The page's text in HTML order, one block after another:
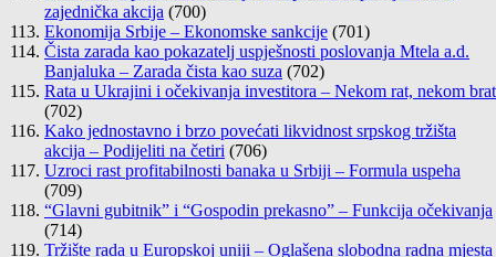
zajednička akcija (700)
Ekonomija Srbije – Ekonomske sankcije (701)
Čista zarada kao pokazatelj uspješnosti poslovanja Mtela a.d.
Banjaluka – Zarada čista kao suza (702)
Rata u Ukrajini i očekivanja investitora – Nekom rat, nekom brat
(702)
Kako jednostavno i brzo povećati likvidnost srpskog tržišta
akcija – Podijeliti na četiri (706)
Uzroci rast profitabilnosti banaka u Srbiji – Formula uspeha
(709)
“Glavni gubitnik” i “Gospodin prekasno” – Funkcija očekivanja
(714)
Tržište rada u Europskoj uniji – Oglašena slobodna radna mjesta